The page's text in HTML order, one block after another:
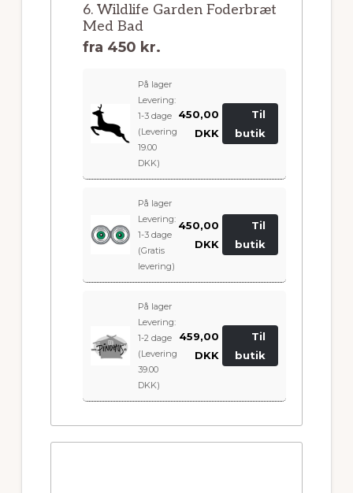
6. Wildlife Garden Foderbræt
Med Bad
fra 450 kr.
På lager
Levering:
1-3 dage
(Levering
19.00
DKK)
450,00
DKK
Til
butik
På lager
Levering:
1-3 dage
(Gratis
levering)
450,00
DKK
Til
butik
På lager
Levering:
1-2 dage
(Levering
39.00
DKK)
459,00
DKK
Til
butik